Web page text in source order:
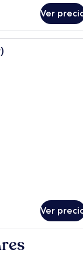
Ver
de hotel con
Ver